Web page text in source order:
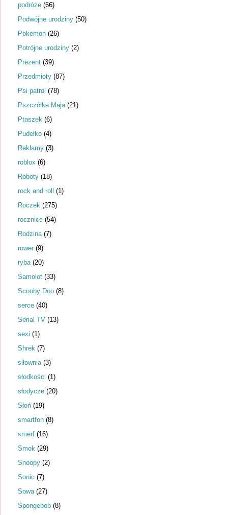
podróże (66)
Podwójne urodziny (50)
Pokemon (26)
Potrójne urodziny (2)
Prezent (39)
Przedmioty (87)
Psi patrol (78)
Pszczółka Maja (21)
Ptaszek (6)
Pudełko (4)
Reklamy (3)
roblox (6)
Roboty (18)
rock and roll (1)
Roczek (275)
rocznice (54)
Rodzina (7)
rower (9)
ryba (20)
Samolot (33)
Scooby Doo (8)
serce (40)
Serial TV (13)
sexi (1)
Shrek (7)
siłownia (3)
słodkości (1)
słodycze (20)
Słoń (19)
smartfon (8)
smerf (16)
Smok (29)
Snoopy (2)
Sonic (7)
Sowa (27)
Spongebob (8)